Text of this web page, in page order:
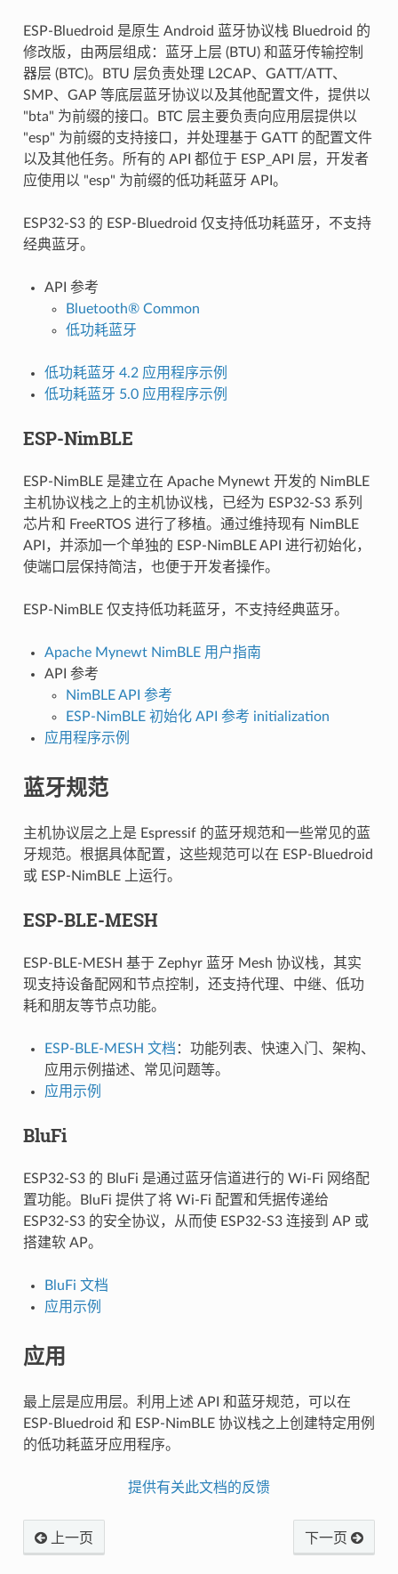
ESP-Bluedroid 是原生 Android 蓝牙协议栈 Bluedroid 的
修改版，由两层组成：蓝牙上层 (BTU) 和蓝牙传输控制
器层 (BTC)。BTU 层负责处理 L2CAP、GATT/ATT、
SMP、GAP 等底层蓝牙协议以及其他配置文件，提供以
"bta" 为前缀的接口。BTC 层主要负责向应用层提供以
"esp" 为前缀的支持接口，并处理基于 GATT 的配置文件
以及其他任务。所有的 API 都位于 ESP_API 层，开发者
应使用以 "esp" 为前缀的低功耗蓝牙 API。
ESP32-S3 的 ESP-Bluedroid 仅支持低功耗蓝牙，不支持
经典蓝牙。
API 参考
Bluetooth® Common
低功耗蓝牙
低功耗蓝牙 4.2 应用程序示例
低功耗蓝牙 5.0 应用程序示例
ESP-NimBLE
ESP-NimBLE 是建立在 Apache Mynewt 开发的 NimBLE
主机协议栈之上的主机协议栈，已经为 ESP32-S3 系列
芯片和 FreeRTOS 进行了移植。通过维持现有 NimBLE
API，并添加一个单独的 ESP-NimBLE API 进行初始化，
使端口层保持简洁，也便于开发者操作。
ESP-NimBLE 仅支持低功耗蓝牙，不支持经典蓝牙。
Apache Mynewt NimBLE 用户指南
API 参考
NimBLE API 参考
ESP-NimBLE 初始化 API 参考 initialization
应用程序示例
蓝牙规范
主机协议层之上是 Espressif 的蓝牙规范和一些常见的蓝
牙规范。根据具体配置，这些规范可以在 ESP-Bluedroid
或 ESP-NimBLE 上运行。
ESP-BLE-MESH
ESP-BLE-MESH 基于 Zephyr 蓝牙 Mesh 协议栈，其实
现支持设备配网和节点控制，还支持代理、中继、低功
耗和朋友等节点功能。
ESP-BLE-MESH 文档 ：功能列表、快速入门、架构、
应用示例描述、常见问题等。
应用示例
BluFi
ESP32-S3 的 BluFi 是通过蓝牙信道进行的 Wi-Fi 网络配
置功能。BluFi 提供了将 Wi-Fi 配置和凭据传递给
ESP32-S3 的安全协议，从而使 ESP32-S3 连接到 AP 或
搭建软 AP。
BluFi 文档
应用示例
应用
最上层是应用层。利用上述 API 和蓝牙规范，可以在
ESP-Bluedroid 和 ESP-NimBLE 协议栈之上创建特定用例
的低功耗蓝牙应用程序。
提供有关此文档的反馈
上一页 下一页